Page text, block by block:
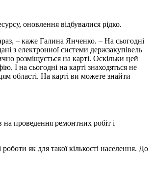
оновлення відбувалися рідко.
– каже Галина Янченко. – На сьогодні
з електронної системи держзакупівель
розміщується на карті. Оскільки цей
І на сьогодні на карті знаходяться не
області. На карті ви можете знайти
проведення ремонтних робіт і
як для такої кількості населення. До